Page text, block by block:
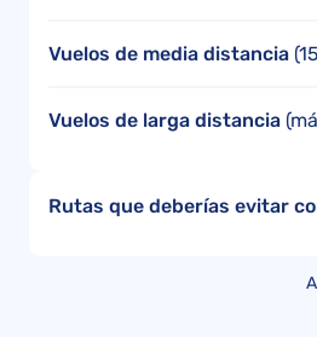
Vuelos de media distancia
Vuelos de larga distancia
Rutas que deberías evitar